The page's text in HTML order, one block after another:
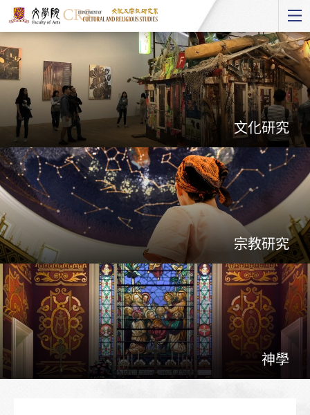
Start
main
Content
文化研究
宗教研究
神學